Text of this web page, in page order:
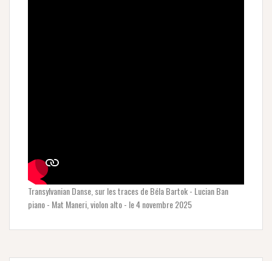
Transylvanian Danse, sur les traces de Béla Bartok - Lucian Ban
piano - Mat Maneri, violon alto - le 4 novembre 2025